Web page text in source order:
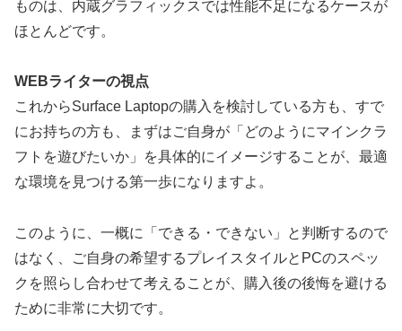
ものは、内蔵グラフィックスでは性能不足になるケースが
ほとんどです。
WEBライターの視点
これからSurface Laptopの購入を検討している方も、すで
にお持ちの方も、まずはご自身が「どのようにマインクラ
フトを遊びたいか」を具体的にイメージすることが、最適
な環境を見つける第一歩になりますよ。
このように、一概に「できる・できない」と判断するので
はなく、ご自身の希望するプレイスタイルとPCのスペッ
クを照らし合わせて考えることが、購入後の後悔を避ける
ために非常に大切です。